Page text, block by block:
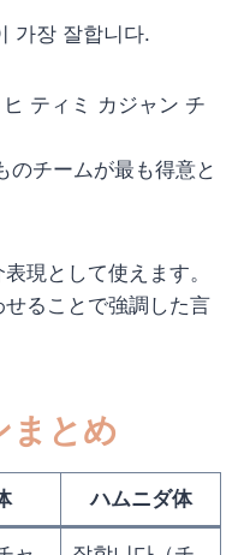
가장 잘합니다.
ティミ カジャン チ
のチームが最も得意と
現として使えます。
せることで強調した言
まとめ
ハムニダ体